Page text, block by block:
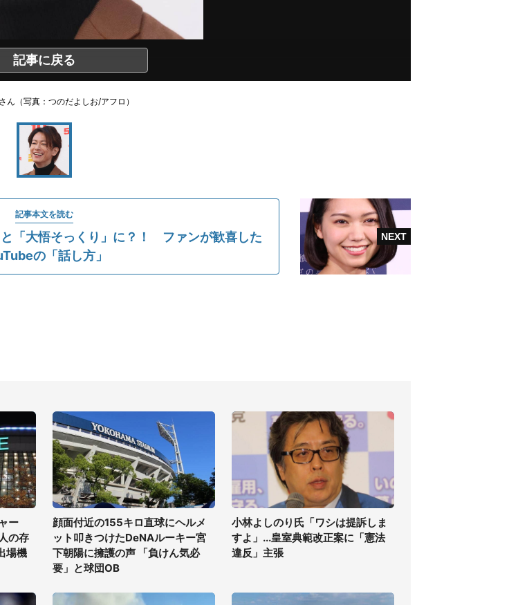
記事に戻る
ん（写真：つのだよしお/アフロ）
記事本文を読む
「大悟そっくり」に？！ ファンが歓喜した
の「話し方」
ー
の存
場機
顔面付近の155キロ直球にヘルメ
ット叩きつけたDeNAルーキー宮
下朝陽に擁護の声 「負けん気必
要」と球団OB
小林よしのり氏「ワシは提訴しま
すよ」...皇室典範改正案に「憲法
違反」主張